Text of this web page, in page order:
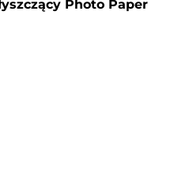
Photo Paper